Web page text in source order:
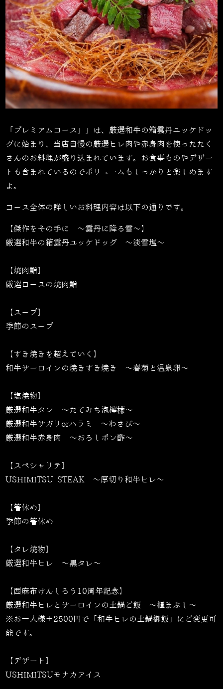
「プレミアムコース」」は、 厳選和牛の箱雲丹ユッケドッ
グに始まり、当店自慢の厳選ヒレ肉や赤身肉を使ったたく
さんのお料理が盛り込まれています。お食事ものやデザー
トも含まれているのでボリュームもしっかりと楽しめます
よ。
コース全体の詳しいお料理内容は以下の通りです。
【傑作をその手に 〜雲丹に降る雪〜】
厳選和牛の箱雲丹ユッケドッグ ～淡雪塩～
【焼肉鮨】
厳選ロースの焼肉鮨
【スープ】
季節のスープ
【すき焼きを超えていく】
和牛サーロインの焼きすき焼き 〜春菊と温泉卵〜
【塩焼物】
厳選和牛タン 〜たてみち泡檸檬〜
厳選和牛サガリorハラミ 〜わさび〜
厳選和牛赤身肉 ～おろしポン酢～
【スペシャリテ】
USHIMITSU STEAK 〜厚切り和牛ヒレ〜
【箸休め】
季節の箸休め
【タレ焼物】
厳選和牛ヒレ 〜黒タレ〜
【西麻布けんしろう10周年記念】
厳選和牛ヒレとサーロインの土鍋ご飯 〜櫃まぶし〜
※お一人様＋2500円で「和牛ヒレの土鍋御飯」にご変更可
能です。
【デザート】
USHIMITSUモナカアイス